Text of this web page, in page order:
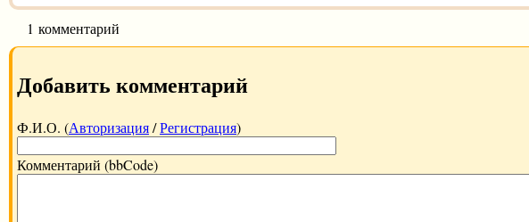
1 комментарий
Добавить комментарий
Ф.И.О. (Авторизация/Регистрация)
Комментарий (bbCode)